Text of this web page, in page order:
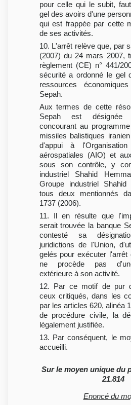
pour celle qui le subit,
gel des avoirs d'une
qui est frappée par cette
de ses activités.
10. L'arrêt relève que, par
(2007) du 24 mars 2007,
règlement (CE) n° 441/
sécurité a ordonné le gel
ressources
Sepah.
Aux termes de cette
Sepah est désignée
concourant au
missiles balistiques
d'appui à
aérospatiales (AIO) et
sous son contrôle, y
industriel Shahid
Groupe industriel Shahid
tous deux mentionnés
1737 (2006).
11. Il en résulte que
serait trouvée la banque
contesté sa
juridictions de l'Union,
gelés pour exécuter l'arrêt
ne procède pas
extérieure à son activité.
12. Par ce motif de pur
ceux critiqués, dans les
par les articles 620, alinéa
de procédure civile, la
légalement justifiée.
13. Par conséquent, le
accueilli.
Sur le moyen unique du
21.814
Enoncé du